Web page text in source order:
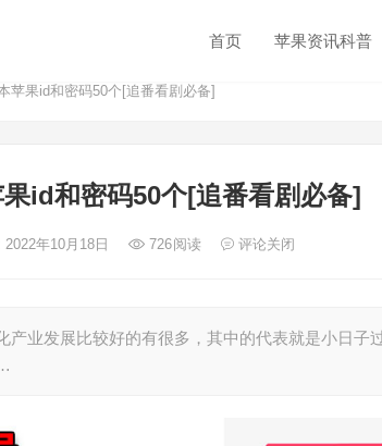
首页 苹果资讯科普
苹果id和密码50个[追番看剧必备]
id和密码50个[追番看剧必备]
2022年10月18日 726阅读 评论关闭
产业发展比较好的有很多，其中的代表就是小日子